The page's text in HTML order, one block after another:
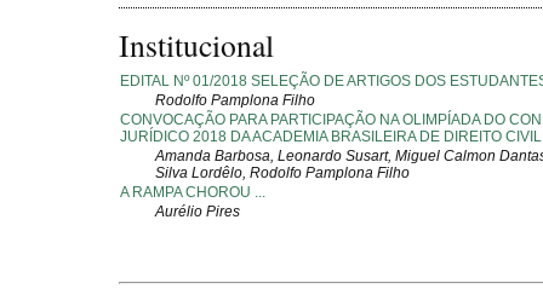
Institucional
EDITAL Nº 01/2018 SELEÇÃO DE ARTIGOS DOS
Rodolfo Pamplona Filho
CONVOCAÇÃO PARA PARTICIPAÇÃO NA OLIMPÍADA DO
JURÍDICO 2018 DA ACADEMIA BRASILEIRA DE DIREITO
Amanda Barbosa, Leonardo Susart, Miguel Calmon
Silva Lordêlo, Rodolfo Pamplona Filho
A RAMPA CHOROU ...
Aurélio Pires